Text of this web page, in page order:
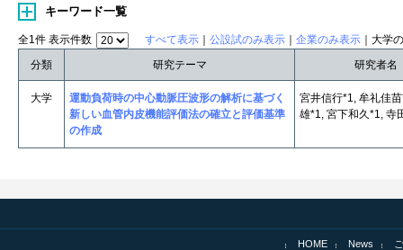
キーワード一覧
全1件 表示件数 すべて表示 公設試のみ表示 企業のみ表示 ｜大学
分類
研究テーマ 研究者名
大学
運動負荷時の中心動脈圧波形の解析に基づく
新しい血管内皮機能評価法の確立と評価基準
の作成
宮井信行*1, 牟礼佳
雄*1, 宮下和久*1, 寺
HOME News